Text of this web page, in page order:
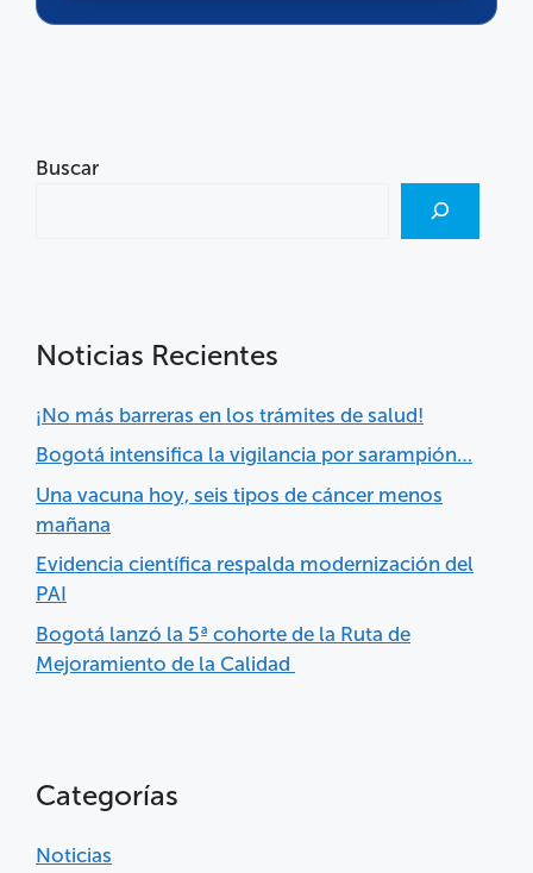
Buscar
Noticias Recientes
¡No más barreras en los trámites de salud!
Bogotá intensifica la vigilancia por sarampión…
Una vacuna hoy, seis tipos de cáncer menos
mañana
Evidencia científica respalda modernización del
PAI
Bogotá lanzó la 5ª cohorte de la Ruta de
Mejoramiento de la Calidad
Categorías
Noticias